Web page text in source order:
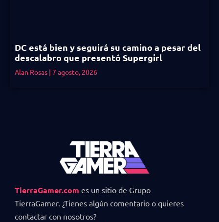
DC está bien y seguirá su camino a pesar del
descalabro que presentó Supergirl
Alan Rosas 7 agosto, 2026
TierraGamer.com es un sitio de Grupo
TierraGamer. ¿Tienes algún comentario o quieres
contactar con nosotros?